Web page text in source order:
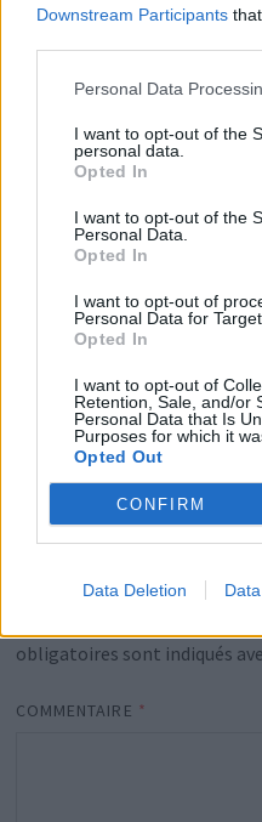
Downstream Participants
Personal Data
I want to opt-out of the
personal data.
Opted In
I want to opt-out of the
Personal Data.
Opted In
I want to opt-out of
Personal Data for
Opted In
I want to opt-out of
Retention, Sale, and/or
Personal Data that Is
Purposes for which it
Opted Out
CONFIRM
Data Deletion
Brigitte Bardot s’éteint :
ses derniers secrets
9 février 2026
Triste nouvelle pour les
Une des stars est morte !
9 mai 2024
obligatoires sont indiqués
COMMENTAIRE *